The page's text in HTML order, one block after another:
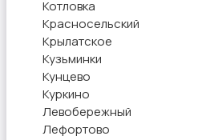
Котловка
Красносельский
Крылатское
Кузьминки
Кунцево
Куркино
Левобережный
Лефортово